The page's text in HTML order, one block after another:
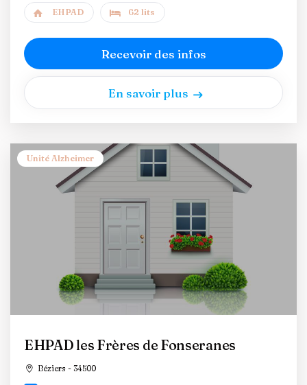
EHPAD 62 lits
Recevoir des infos
En savoir plus
Unité Alzheimer
EHPAD les Frères de Fonseranes
Béziers - 34500